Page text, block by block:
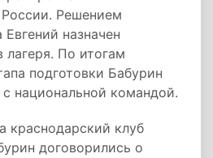
Решением
назначен
лагеря. По итогам
подготовки Бабурин
национальной командой.
краснодарский клуб
договорились о